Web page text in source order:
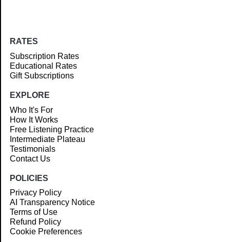
RATES
Subscription Rates
Educational Rates
Gift Subscriptions
EXPLORE
Who It's For
How It Works
Free Listening Practice
Intermediate Plateau
Testimonials
Contact Us
POLICIES
Privacy Policy
AI Transparency Notice
Terms of Use
Refund Policy
Cookie Preferences